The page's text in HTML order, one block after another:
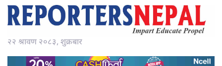
२२ श्रावण २०८३, शुक्रबार